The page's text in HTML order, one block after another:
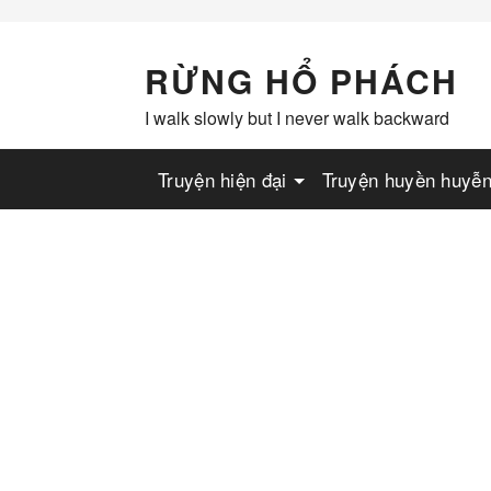
RỪNG HỔ PHÁCH
I walk slowly but I never walk backward
Truyện hiện đại Truyện huyền huyễn